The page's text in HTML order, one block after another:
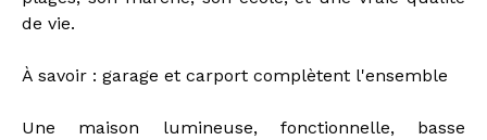
de vie.
À savoir : garage et carport complètent l'ensemble
Une maison lumineuse, fonctionnelle, basse